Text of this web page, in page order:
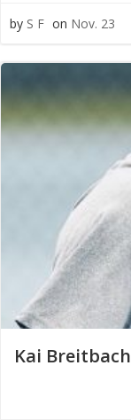
by S F on Nov. 23
Kai Breitbach